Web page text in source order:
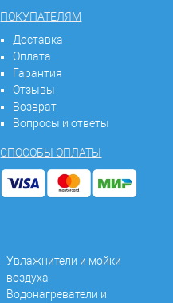
ПОКУПАТЕЛЯМ
Доставка
Оплата
Гарантия
Отзывы
Возврат
Вопросы и ответы
СПОСОБЫ ОПЛАТЫ
Увлажнители и мойки
воздуха
Водонагреватели и